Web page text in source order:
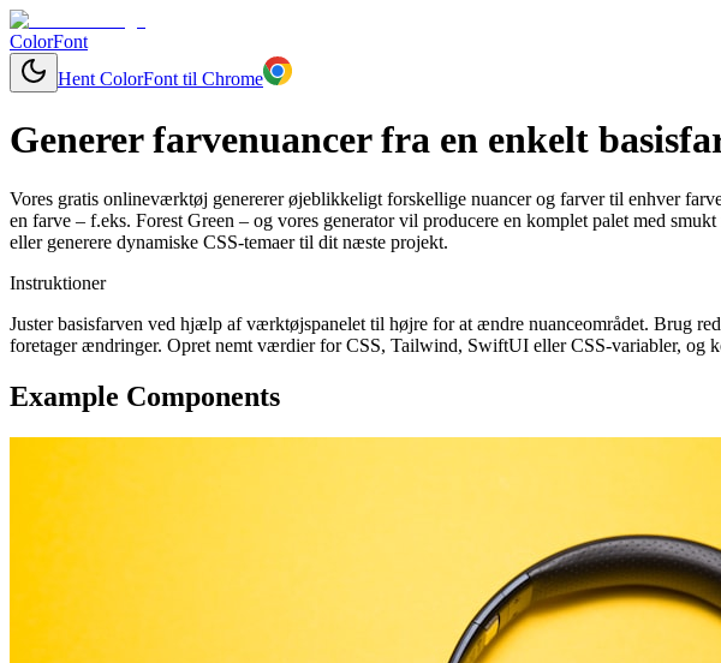
ColorFont
Hent ColorFont til Chrome
Generer farvenuancer fra en enkelt
Vores gratis onlineværktøj genererer øjeblikkeligt forskellige nuancer og farver til enhver
en farve – f.eks. Forest Green – og vores generator vil producere en komplet palet med
eller generere dynamiske CSS-temaer til dit næste projekt.
Instruktioner
Juster basisfarven ved hjælp af værktøjspanelet til højre for at ændre nuanceområdet. Brug
foretager ændringer. Opret nemt værdier for CSS, Tailwind, SwiftUI eller CSS-variabler, og
Example Components